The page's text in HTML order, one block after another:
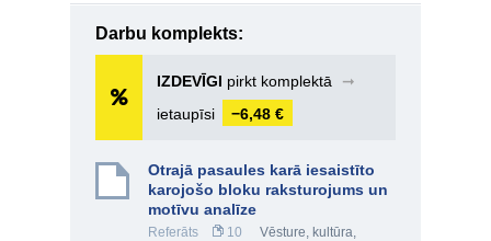
Darbu komplekts:
IZDEVĪGI pirkt komplektā
➞
ietaupīsi
−6,48 €
Otrajā pasaules karā iesaistīto
karojošo bloku raksturojums un
motīvu analīze
Referāts 10 Vēsture, kultūra,